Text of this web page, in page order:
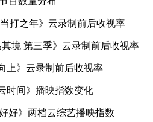
打之年》云录制前后收视率
其境 第三季》云录制前后收视率
上》云录制前后收视率
时间》播映指数变化
好》两档云综艺播映指数